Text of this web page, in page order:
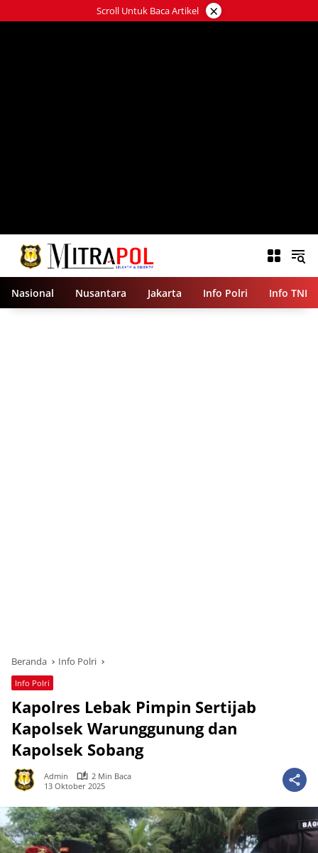
ke
Scroll Untuk Baca Artikel ×
Nasional Nusantara Jakarta Info Polri Info TNI
Beranda Info Polri
Info Polri
Kapolres Lebak Pimpin Sertijab
Kapolsek Warunggunung dan
Kapolsek Sobang
Admin
2 Min Baca
13 Oktober 2025